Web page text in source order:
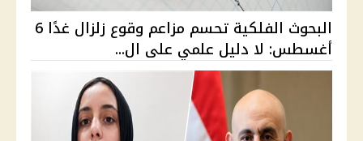
البحوث الفلكية تحسم مزاعم وقوع زلزال غدًا 6
أغسطس: لا دليل علمي على ال...